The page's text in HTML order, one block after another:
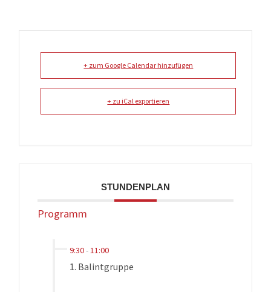
+ zum Google Calendar hinzufügen
+ zu iCal exportieren
STUNDENPLAN
Programm
9:30-11:00
1. Balintgruppe